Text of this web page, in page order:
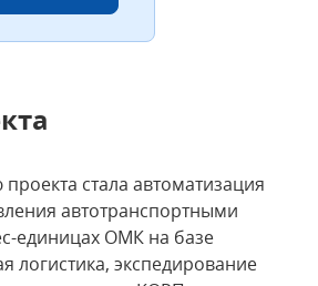
стала автоматизация
автотранспортными
единицах ОМК на базе
логистика, экспедирование